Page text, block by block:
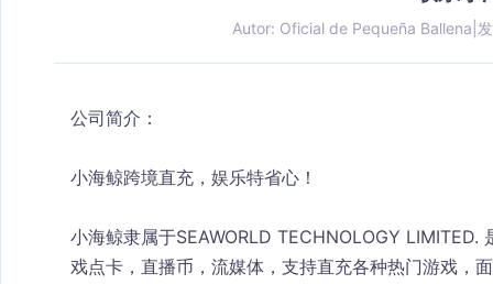
Autor: Oficial de Pequeña Ballena
公司简介：
小海鲸跨境直充，娱乐特省心！
小海鲸隶属于SEAWORLD TECHNOLOGY
戏点卡，直播币，流媒体，支持直充各种热门游戏，